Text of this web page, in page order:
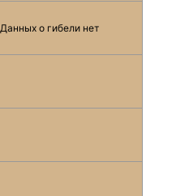
Данных о гибели нет